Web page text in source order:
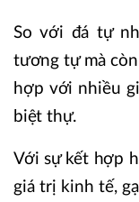
So với đá tự
tương tự mà
hợp với nhiều
biệt thự.
Với sự kết hợp
giá trị kinh tế,